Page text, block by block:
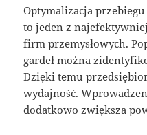
Optymalizacja
to jeden z
firm przemysłowych.
gardeł można
Dzięki temu
wydajność.
dodatkowo zwiększa